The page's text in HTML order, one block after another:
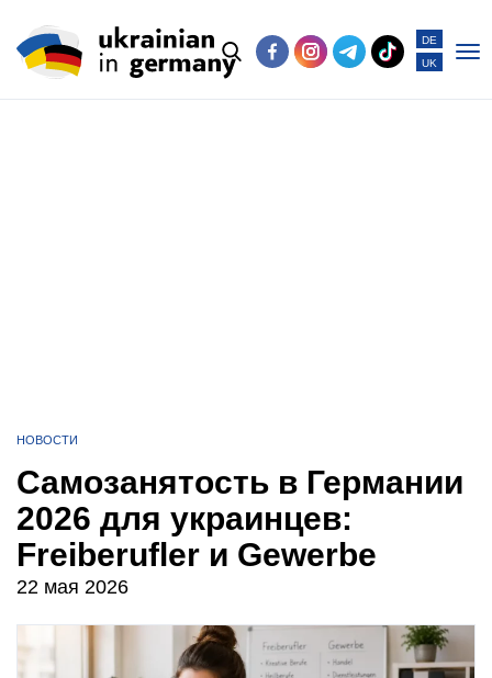
DE
UK
НОВОСТИ
Самозанятость в Германии
2026 для украинцев:
Freiberufler и Gewerbe
22 мая 2026